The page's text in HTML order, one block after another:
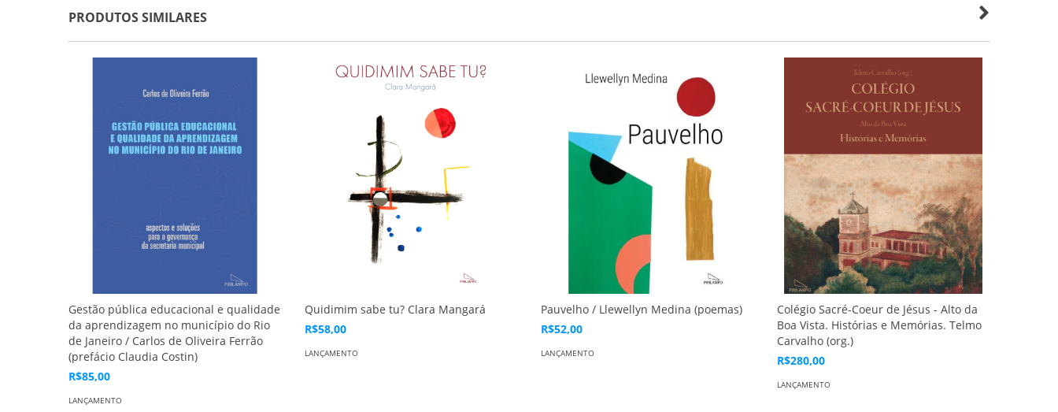
PRODUTOS SIMILARES
Gestão pública educacional e qualidade
da aprendizagem no município do Rio
de Janeiro / Carlos de Oliveira Ferrão
(prefácio Claudia Costin)
R$85,00
LANÇAMENTO
Quidimim sabe tu? Clara Mangará
R$58,00
LANÇAMENTO
Pauvelho / Llewellyn Medina (poemas)
R$52,00
LANÇAMENTO
Colégio Sacré-Coeur de Jésus - Alto da
Boa Vista. Histórias e Memórias. Telmo
Carvalho (org.)
R$280,00
LANÇAMENTO